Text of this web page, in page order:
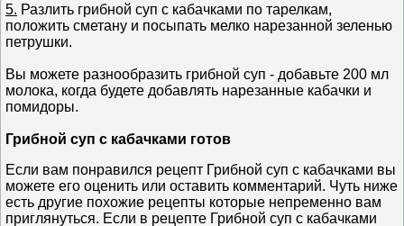
5. Разлить грибной суп с кабачками по тарелкам,
положить сметану и посыпать мелко нарезанной зеленью
петрушки.
Вы можете разнообразить грибной суп - добавьте 200 мл
молока, когда будете добавлять нарезанные кабачки и
помидоры.
Грибной суп с кабачками готов
Если вам понравился рецепт Грибной суп с кабачками вы
можете его оценить или оставить комментарий. Чуть ниже
есть другие похожие рецепты которые непременно вам
приглянуться. Если в рецепте Грибной суп с кабачками